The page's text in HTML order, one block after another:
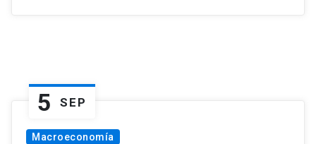
5 SEP
Macroeconomía